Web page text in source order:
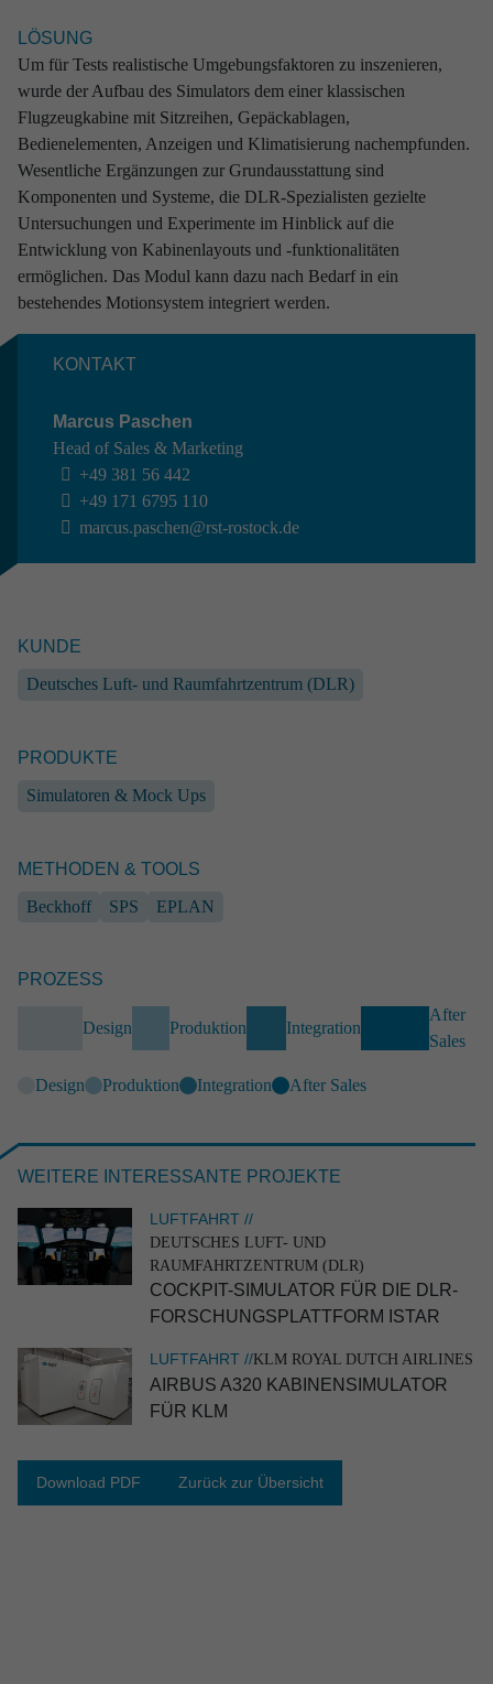
LÖSUNG
Um für Tests realistische Umgebungsfaktoren zu inszenieren,
wurde der Aufbau des Simulators dem einer klassischen
Flugzeugkabine mit Sitzreihen, Gepäckablagen,
Bedienelementen, Anzeigen und Klimatisierung nachempfunden.
Wesentliche Ergänzungen zur Grundausstattung sind
Komponenten und Systeme, die DLR-Spezialisten gezielte
Untersuchungen und Experimente im Hinblick auf die
Entwicklung von Kabinenlayouts und -funktionalitäten
ermöglichen. Das Modul kann dazu nach Bedarf in ein
bestehendes Motionsystem integriert werden.
KONTAKT
Marcus Paschen
Head of Sales & Marketing
+49 381 56 442
+49 171 6795 110
marcus.paschen@rst-rostock.de
KUNDE
Deutsches Luft- und Raumfahrtzentrum (DLR)
PRODUKTE
Simulatoren & Mock Ups
METHODEN & TOOLS
Beckhoff SPS EPLAN
PROZESS
Design Produktion Integration
After
Sales
Design Produktion Integration After Sales
WEITERE INTERESSANTE PROJEKTE
LUFTFAHRT //
DEUTSCHES LUFT- UND
RAUMFAHRTZENTRUM (DLR)
COCKPIT-SIMULATOR FÜR DIE DLR-
FORSCHUNGS­PLATT­FORM ISTAR
LUFTFAHRT //KLM ROYAL DUTCH AIRLINES
AIRBUS A320 KABINEN­SI­MU­LATOR
FÜR KLM
Download PDF Zurück zur Übersicht
marcus.paschen
Projekte
RAUMFAHRT //AIRBUS DEFENCE AND SPACE
Experi­ment zu konvek­tiven Strömungs­be­we­
Ground Support Equipment
Rahmen­system für mobile Solaran­lagen
Betriebsmittel & Sonderanlagen
EPLAN
SolidWorks
INDUSTRIE //FAWIC